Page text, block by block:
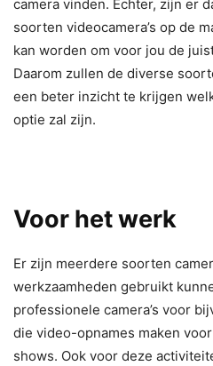
camera vinden. Echter, zijn er
soorten videocamera’s op de
kan worden om voor jou de
Daarom zullen de diverse
een beter inzicht te krijgen
optie zal zijn.
Voor het werk
Er zijn meerdere soorten
werkzaamheden gebruikt
professionele camera’s voor
die video-opnames maken
shows. Ook voor deze